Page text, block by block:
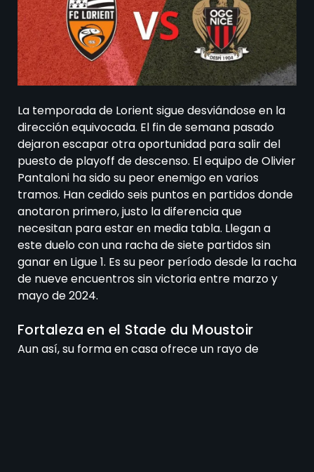
La temporada de Lorient sigue desviándose en la
dirección equivocada. El fin de semana pasado
dejaron escapar otra oportunidad para salir del
puesto de playoff de descenso. El equipo de Olivier
Pantaloni ha sido su peor enemigo en varios
tramos. Han cedido seis puntos en partidos donde
anotaron primero, justo la diferencia que
necesitan para estar en media tabla. Llegan a
este duelo con una racha de siete partidos sin
ganar en Ligue 1. Es su peor período desde la racha
de nueve encuentros sin victoria entre marzo y
mayo de 2024.
Fortaleza en el Stade du Moustoir
Aun así, su forma en casa ofrece un rayo de